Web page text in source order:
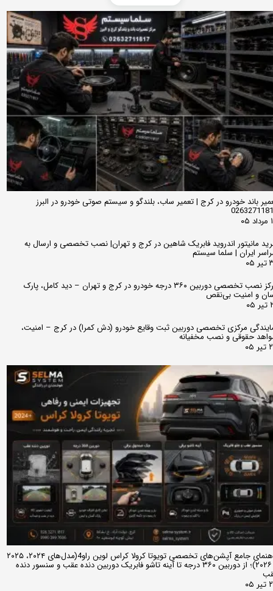
باند خودرو در کرج | تعمیر ساب، بلندگو و سیستم صوتی خودرو در البرز
مانیتور اندروید فابریک شاهین در کرج و تهران| نصب تخصصی و ارسال به
ایران | سلما سیستم
مرکز نصب تخصصی دوربین ۳۶۰ درجه خودرو در کرج و تهران – دید کامل، پارک
و امنیت بی‌نقص
مرکزی تخصصی دوربین ثبت وقایع خودرو (دش کمرا) در کرج – امنیت،
حقوقی و نصب مخفیانه
راهنمای جامع آپشن‌های تخصصی تویوتا کرولا کراس لوین راو4(مدل‌های ۲۰۲۴، ۲۰۲۵
و ۲۰۲۶)؛ از دوربین ۳۶۰ درجه تا آینه تاشو فابریک دوربین دنده عقب و سنسور دنده